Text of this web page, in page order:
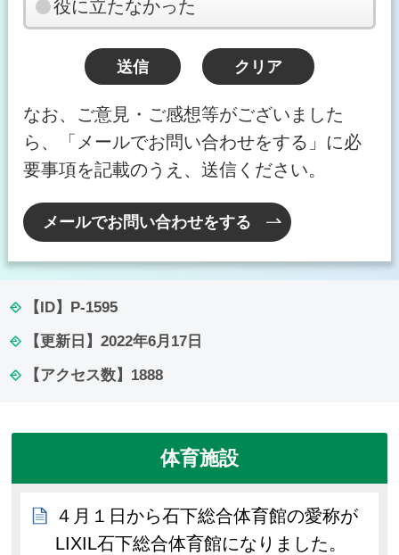
役に立たなかった
なお、ご意見・ご感想等がございました
ら、「メールでお問い合わせをする」に必
要事項を記載のうえ、送信ください。
メールでお問い合わせをする
【ID】 P-1595
【更新日】 2022年6月17日
【アクセス数】 1888
体育施設
４月１日から石下総合体育館の愛称が
LIXIL石下総合体育館になりました。